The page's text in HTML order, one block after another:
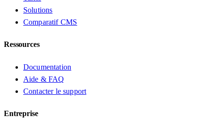
Solutions
Comparatif CMS
Ressources
Documentation
Aide & FAQ
Contacter le support
Entreprise